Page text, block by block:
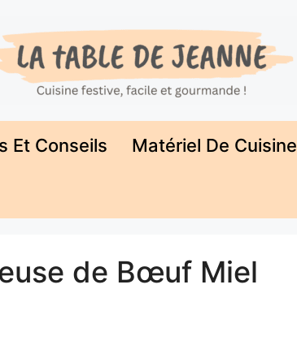
Et Conseils Matériel De Cuisine
de Bœuf Miel